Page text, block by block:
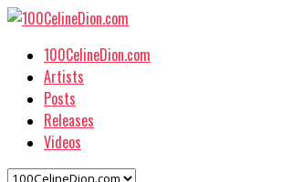
100CelineDion.com
Artists
Posts
Releases
Videos